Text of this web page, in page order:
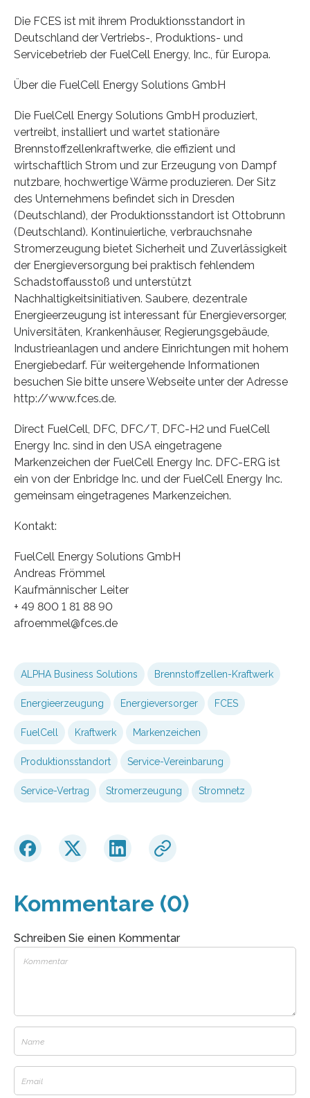
Die FCES ist mit ihrem Produktionsstandort in
Deutschland der Vertriebs-, Produktions- und
Servicebetrieb der FuelCell Energy, Inc., für Europa.
Über die FuelCell Energy Solutions GmbH
Die FuelCell Energy Solutions GmbH produziert,
vertreibt, installiert und wartet stationäre
Brennstoffzellenkraftwerke, die effizient und
wirtschaftlich Strom und zur Erzeugung von Dampf
nutzbare, hochwertige Wärme produzieren. Der Sitz
des Unternehmens befindet sich in Dresden
(Deutschland), der Produktionsstandort ist Ottobrunn
(Deutschland). Kontinuierliche, verbrauchsnahe
Stromerzeugung bietet Sicherheit und Zuverlässigkeit
der Energieversorgung bei praktisch fehlendem
Schadstoffausstoß und unterstützt
Nachhaltigkeitsinitiativen. Saubere, dezentrale
Energieerzeugung ist interessant für Energieversorger,
Universitäten, Krankenhäuser, Regierungsgebäude,
Industrieanlagen und andere Einrichtungen mit hohem
Energiebedarf. Für weitergehende Informationen
besuchen Sie bitte unsere Webseite unter der Adresse
http://www.fces.de.
Direct FuelCell, DFC, DFC/T, DFC-H2 und FuelCell
Energy Inc. sind in den USA eingetragene
Markenzeichen der FuelCell Energy Inc. DFC-ERG ist
ein von der Enbridge Inc. und der FuelCell Energy Inc.
gemeinsam eingetragenes Markenzeichen.
Kontakt:
FuelCell Energy Solutions GmbH
Andreas Frömmel
Kaufmännischer Leiter
+ 49 800 1 81 88 90
afroemmel@fces.de
ALPHA Business Solutions Brennstoffzellen-Kraftwerk
Energieerzeugung Energieversorger FCES
FuelCell Kraftwerk Markenzeichen
Produktionsstandort Service-Vereinbarung
Service-Vertrag Stromerzeugung Stromnetz
Kommentare (0)
Schreiben Sie einen Kommentar